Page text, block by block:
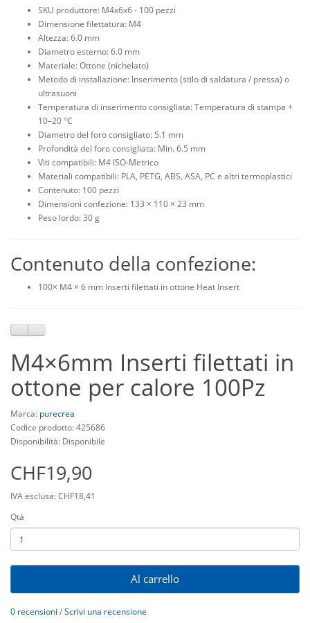
SKU produttore: M4x6x6 - 100 pezzi
Dimensione filettatura: M4
Altezza: 6.0 mm
Diametro esterno: 6.0 mm
Materiale: Ottone (nichelato)
Metodo di installazione: Inserimento (stilo di saldatura / pressa) o
ultrasuoni
Temperatura di inserimento consigliata: Temperatura di stampa +
10–20 °C
Diametro del foro consigliato: 5.1 mm
Profondità del foro consigliata: Min. 6.5 mm
Viti compatibili: M4 ISO-Metrico
Materiali compatibili: PLA, PETG, ABS, ASA, PC e altri termoplastici
Contenuto: 100 pezzi
Dimensioni confezione: 133 × 110 × 23 mm
Peso lordo: 30 g
Contenuto della confezione:
100× M4 × 6 mm Inserti filettati in ottone Heat Insert
M4×6mm Inserti filettati in
ottone per calore 100Pz
Marca: purecrea
Codice prodotto: 425686
Disponibilità: Disponibile
CHF19,90
IVA esclusa: CHF18,41
Qtà
Al carrello
0 recensioni /Scrivi una recensione